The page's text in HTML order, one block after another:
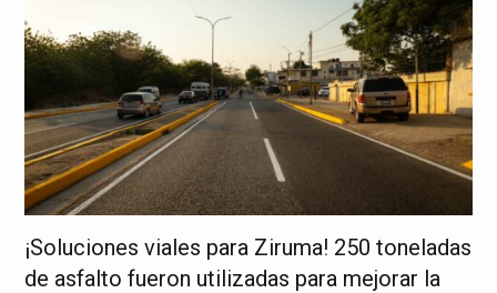
¡Soluciones viales para Ziruma! 250 toneladas
de asfalto fueron utilizadas para mejorar la